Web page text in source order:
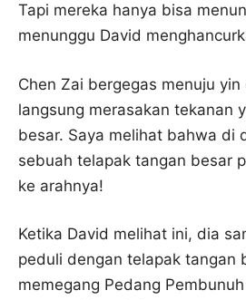
Tapi mereka hanya bisa
menunggu David
Chen Zai bergegas menuju
langsung merasakan tekanan
besar. Saya melihat bahwa di
sebuah telapak tangan besar
ke arahnya!
Ketika David melihat ini, dia
peduli dengan telapak tangan
memegang Pedang